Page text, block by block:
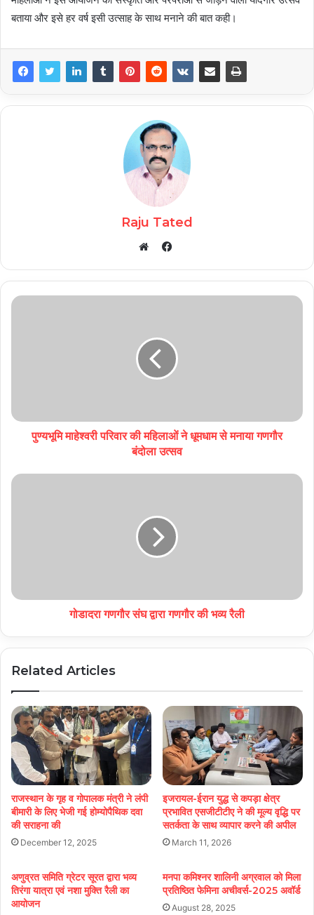
बताया और इसे हर वर्ष इसी उत्साह के साथ मनाने की बात कही।
Raju Tated
Facebook
पुण्यभूमि माहेश्वरी परिवार की महिलाओं ने धूमधाम से मनाया गणगौर
बंदोला उत्सव
गोडादरा गणगौर संघ द्वारा गणगौर की भव्य रैली
Related Articles
राजस्थान के गृह व गोपालक मंत्री ने लंपी
बीमारी के लिए भेजी गई होम्योपैथिक दवा
की सराहना की
December 12, 2025
इजरायल-ईरान युद्ध से कपड़ा क्षेत्र
प्रभावित एसजीटीटीए ने की मूल्य वृद्धि पर
सतर्कता के साथ व्यापार करने की अपील
March 11, 2026
अणुव्रत समिति ग्रेटर सूरत द्वारा भव्य
तिरंगा यात्रा एवं नशा मुक्ति रैली का
आयोजन
मनपा कमिश्नर शालिनी अग्रवाल को मिला
प्रतिष्ठित फेमिना अचीवर्स-2025 अवॉर्ड
August 28, 2025